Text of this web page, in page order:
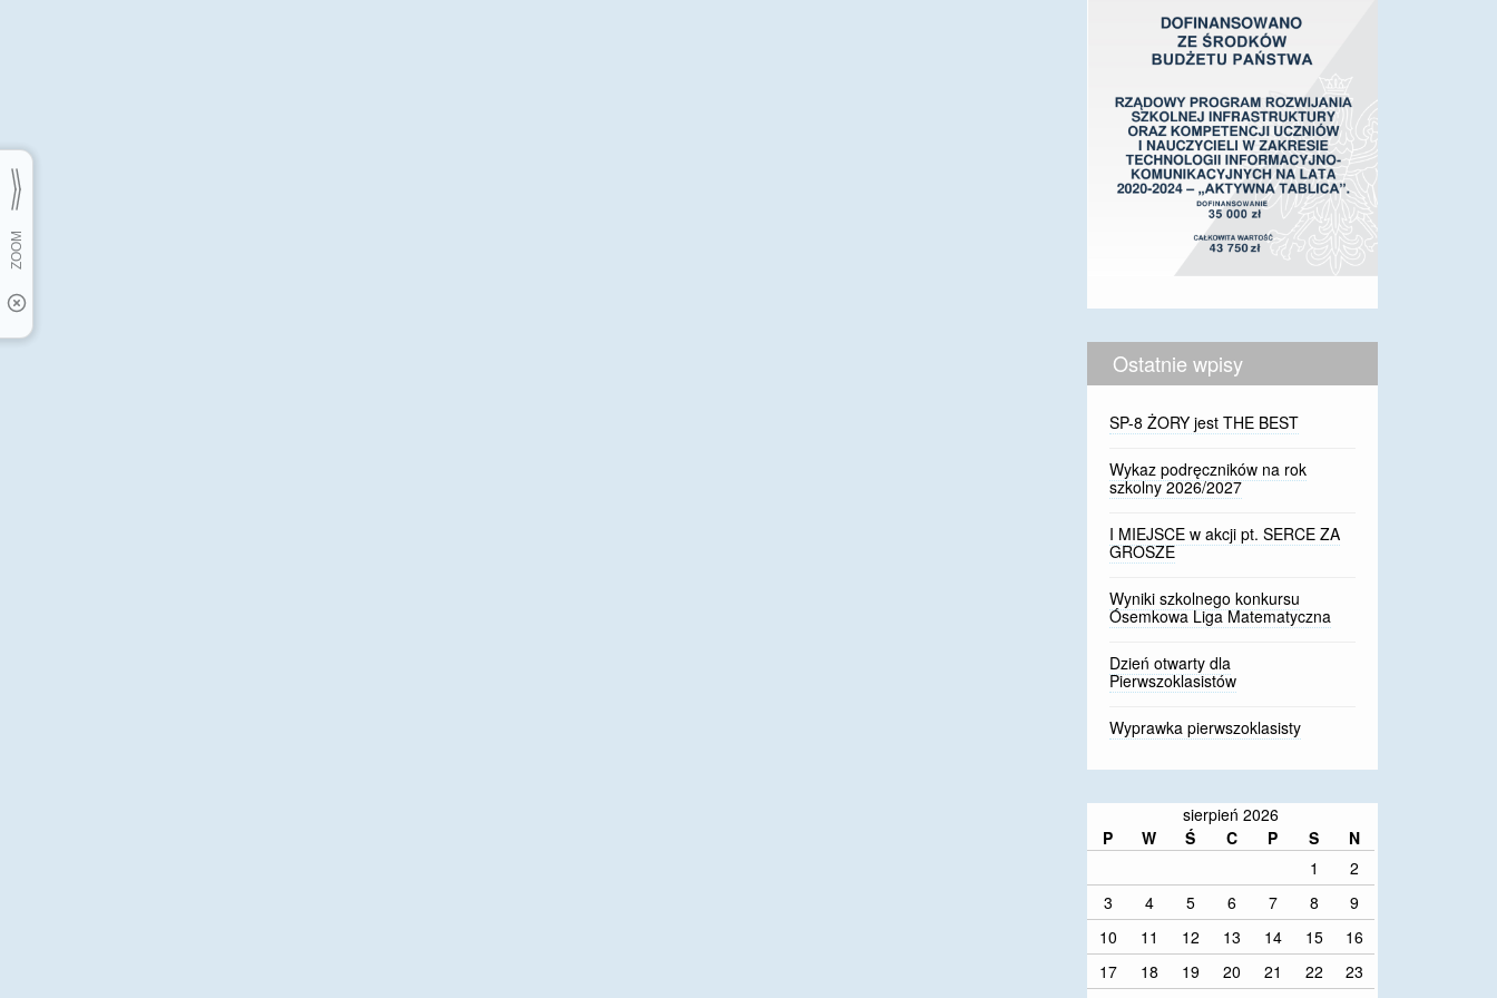
Ostatnie wpisy
SP-8 ŻORY jest THE BEST
Wykaz podręczników na rok
szkolny 2026/2027
I MIEJSCE w akcji pt. SERCE ZA
GROSZE
Wyniki szkolnego konkursu
Ósemkowa Liga Matematyczna
Dzień otwarty dla
Pierwszoklasistów
Wyprawka pierwszoklasisty
sierpień 2026
P
W Ś C P S
N
1
2
3
4 5 6 7 8
9
10
11 12 13 14 15
16
17
18 19 20 21 22
23